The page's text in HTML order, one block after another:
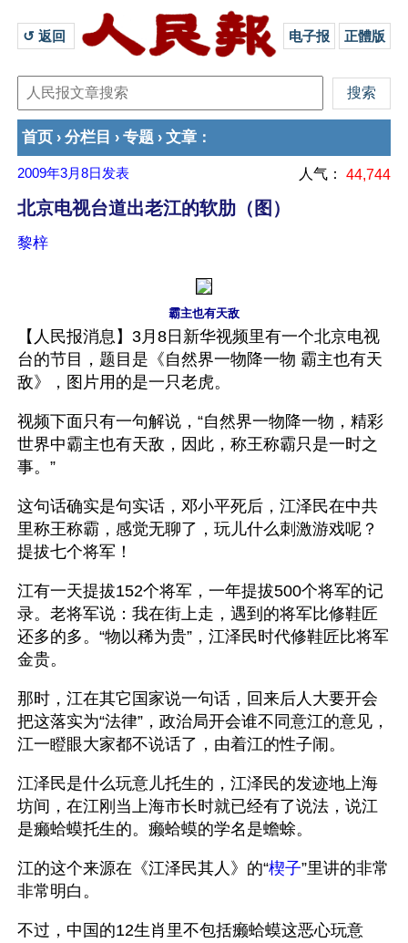
↺ 返回 电子报 正體版
首页 › 分栏目 › 专题 › 文章 ：
2009年3月8日 发表 人气： 44,744
北京电视台道出老江的软肋（图）
黎梓
霸主也有天敌
【人民报消息】3月8日新华视频里有一个北京电视
台的节目，题目是《自然界一物降一物 霸主也有天
敌》，图片用的是一只老虎。
视频下面只有一句解说，“自然界一物降一物，精彩
世界中霸主也有天敌，因此，称王称霸只是一时之
事。”
这句话确实是句实话，邓小平死后，江泽民在中共
里称王称霸，感觉无聊了，玩儿什么刺激游戏呢？
提拔七个将军！
江有一天提拔152个将军，一年提拔500个将军的记
录。老将军说：我在街上走，遇到的将军比修鞋匠
还多的多。“物以稀为贵”，江泽民时代修鞋匠比将军
金贵。
那时，江在其它国家说一句话，回来后人大要开会
把这落实为“法律”，政治局开会谁不同意江的意见，
江一瞪眼大家都不说话了，由着江的性子闹。
江泽民是什么玩意儿托生的，江泽民的发迹地上海
坊间，在江刚当上海市长时就已经有了说法，说江
是癞蛤蟆托生的。癞蛤蟆的学名是蟾蜍。
江的这个来源在《江泽民其人》的“楔子”里讲的非常
非常明白。
不过，中国的12生肖里不包括癞蛤蟆这恶心玩意